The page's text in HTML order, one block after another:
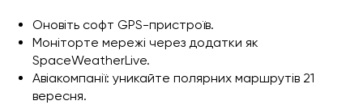
Оновіть софт GPS-пристроїв.
Моніторте мережі через додатки як
SpaceWeatherLive.
Авіакомпанії: уникайте полярних маршрутів 21
вересня.